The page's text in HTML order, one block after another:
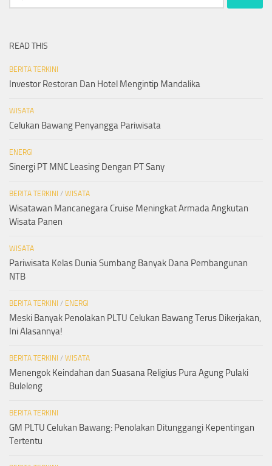
for:
READ THIS
BERITA TERKINI
Investor Restoran Dan Hotel Mengintip Mandalika
WISATA
Celukan Bawang Penyangga Pariwisata
ENERGI
Sinergi PT MNC Leasing Dengan PT Sany
BERITA TERKINI / WISATA
Wisatawan Mancanegara Cruise Meningkat Armada Angkutan
Wisata Panen
WISATA
Pariwisata Kelas Dunia Sumbang Banyak Dana Pembangunan
NTB
BERITA TERKINI / ENERGI
Meski Banyak Penolakan PLTU Celukan Bawang Terus Dikerjakan,
Ini Alasannya!
BERITA TERKINI / WISATA
Menengok Keindahan dan Suasana Religius Pura Agung Pulaki
Buleleng
BERITA TERKINI
GM PLTU Celukan Bawang: Penolakan Ditunggangi Kepentingan
Tertentu